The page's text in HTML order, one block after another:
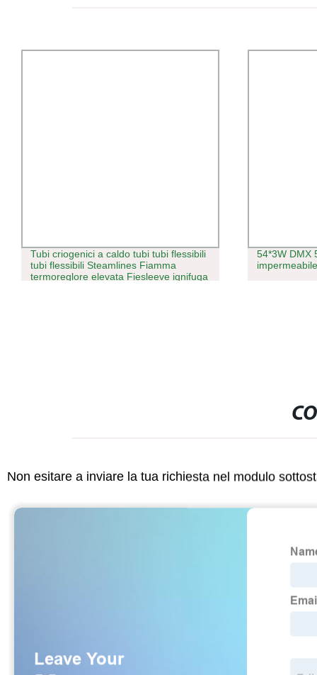
Tubi criogenici a caldo tubi tubi flessibili
tubi flessibili Steamlines Fiamma
termoreglore elevata Fiesleeve ignifuga
54*3W DMX
Non esitare a inviare la tua richiesta nel modulo